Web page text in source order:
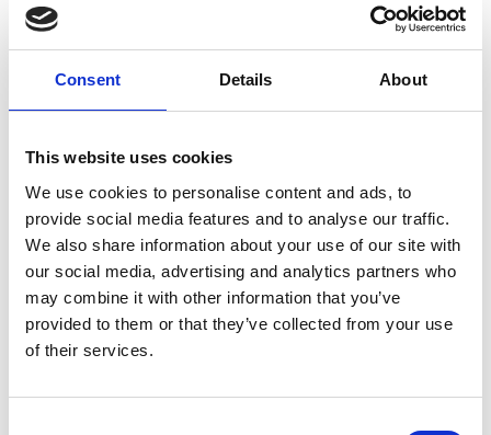
Consent Details About
This website uses cookies
We use cookies to personalise content and ads, to
provide social media features and to analyse our traffic.
We also share information about your use of our site with
our social media, advertising and analytics partners who
may combine it with other information that you’ve
provided to them or that they’ve collected from your use
of their services.
Merk
Type 200.0859
Groep Ventielen